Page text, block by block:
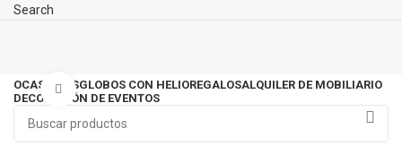
Search
OCASIONESGLOBOS CON HELIOREGALOSALQUILER DE MOBILIARIO
DECORACIÓN DE EVENTOS
Click to enlarge